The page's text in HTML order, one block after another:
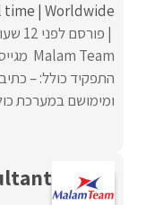
time Worldwide
פורסם לפני 12 שעות
התפקיד כולל: –
ומימושם במערכת